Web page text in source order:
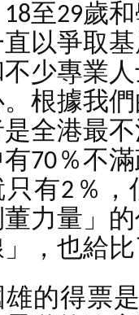
至29歲
以爭取
少專業
。根據我
全港最
70％不
只有2％，
董力量」
，也給比
雄的得票